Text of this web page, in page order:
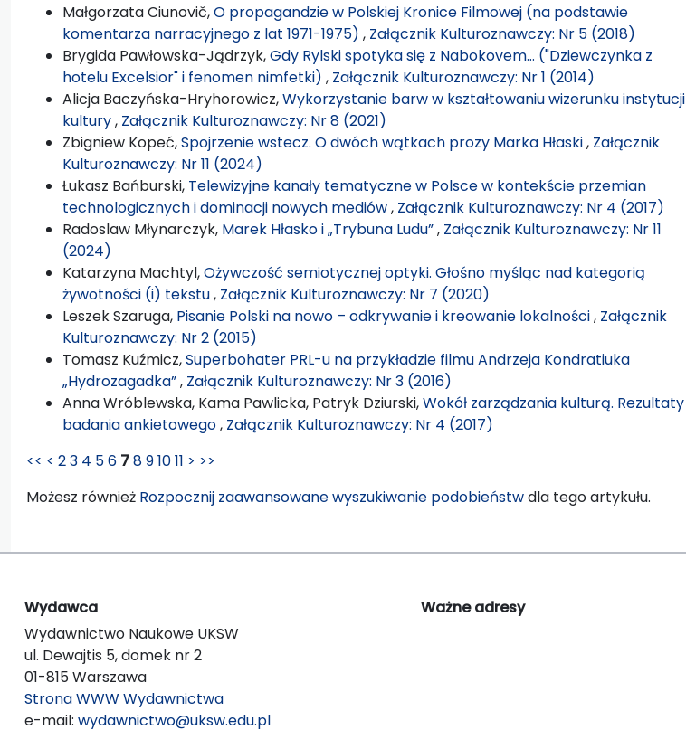
Małgorzata Ciunovič,O propagandzie w Polskiej Kronice Filmowej (na podstawie
komentarza narracyjnego z lat 1971-1975) , Załącznik Kulturoznawczy: Nr 5 (2018)
Brygida Pawłowska-Jądrzyk,Gdy Rylski spotyka się z Nabokovem… ("Dziewczynka z
hotelu Excelsior" i fenomen nimfetki) , Załącznik Kulturoznawczy: Nr 1 (2014)
Alicja Baczyńska-Hryhorowicz,Wykorzystanie barw w kształtowaniu wizerunku instytucji
kultury, Załącznik Kulturoznawczy: Nr 8 (2021)
Zbigniew Kopeć,Spojrzenie wstecz. O dwóch wątkach prozy Marka Hłaski, Załącznik
Kulturoznawczy: Nr 11 (2024)
Łukasz Bańburski, Telewizyjne kanały tematyczne w Polsce w kontekście przemian
technologicznych i dominacji nowych mediów, Załącznik Kulturoznawczy: Nr 4 (2017)
Radoslaw Młynarczyk, Marek Hłasko i „Trybuna Ludu”, Załącznik Kulturoznawczy: Nr 11
(2024)
Katarzyna Machtyl,Ożywczość semiotycznej optyki. Głośno myśląc nad kategorią
żywotności (i) tekstu, Załącznik Kulturoznawczy: Nr 7 (2020)
Leszek Szaruga, Pisanie Polski na nowo – odkrywanie i kreowanie lokalności, Załącznik
Kulturoznawczy: Nr 2 (2015)
Tomasz Kuźmicz,Superbohater PRL-u na przykładzie filmu Andrzeja Kondratiuka
„Hydrozagadka”, Załącznik Kulturoznawczy: Nr 3 (2016)
Anna Wróblewska, Kama Pawlicka, Patryk Dziurski,Wokół zarządzania kulturą. Rezultaty
badania ankietowego, Załącznik Kulturoznawczy: Nr 4 (2017)
<< < 23 4 56 7891011 > >>
Możesz również Rozpocznij zaawansowane wyszukiwanie podobieństwdla tego artykułu.
Wydawca
Wydawnictwo Naukowe UKSW
ul. Dewajtis 5, domek nr 2
01-815 Warszawa
Strona WWW Wydawnictwa
e-mail: wydawnictwo@uksw.edu.pl
Ważne adresy